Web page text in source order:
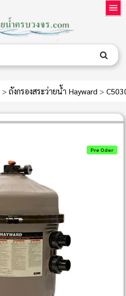
> ถังกรองสระว่ายน้ำ Hayward >
Pre Oder